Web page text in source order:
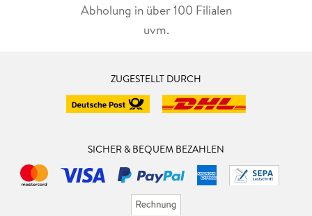
Abholung in über 100 Filialen
uvm.
ZUGESTELLT DURCH
SICHER & BEQUEM BEZAHLEN